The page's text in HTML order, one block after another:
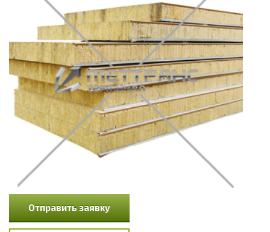
Отправить заявку